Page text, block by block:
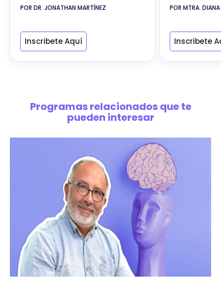
POR DR. JONATHAN MARTÍNEZ
Inscribete Aquí
POR MTRA. DIANA
Inscribete
Programas relacionados que te
pueden interesar